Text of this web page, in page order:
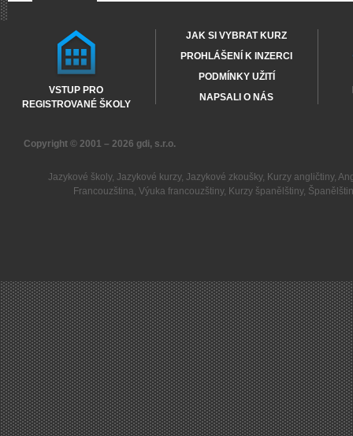
VSTUP PRO
REGISTROVANÉ ŠKOLY
JAK SI VYBRAT KURZ
PROHLÁŠENÍ K INZERCI
PODMÍNKY UŽITÍ
NAPSALI O NÁS
Copyright © 2001 – 2026 gdi, s.r.o.
Jazykové školy, Jazykové kurzy, Jazykové zkoušky, Kurzy angličtiny,
Francouzština,Výuka francouzštiny, Kurzy španělštiny,